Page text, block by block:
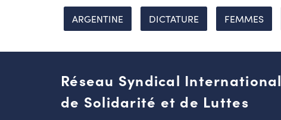
ARGENTINE DICTATURE FEMMES
Réseau Syndical International
de Solidarité et de Luttes